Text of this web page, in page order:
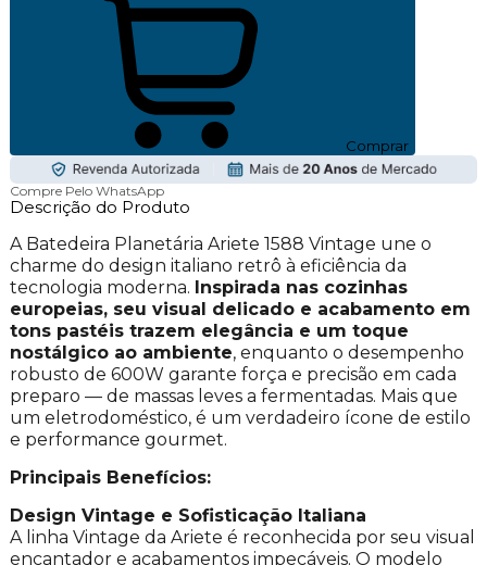
Comprar
Compre Pelo WhatsApp
Descrição do Produto
A Batedeira Planetária Ariete 1588 Vintage une o
charme do design italiano retrô à eficiência da
tecnologia moderna. Inspirada nas cozinhas
europeias, seu visual delicado e acabamento em
tons pastéis trazem elegância e um toque
nostálgico ao ambiente, enquanto o desempenho
robusto de 600W garante força e precisão em cada
preparo — de massas leves a fermentadas. Mais que
um eletrodoméstico, é um verdadeiro ícone de estilo
e performance gourmet.
Principais Benefícios:
Design Vintage e Sofisticação Italiana
A linha Vintage da Ariete é reconhecida por seu visual
encantador e acabamentos impecáveis. O modelo